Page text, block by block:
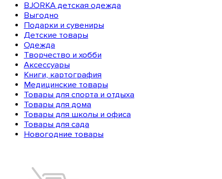
BJORKA детская одежда
Выгодно
Подарки и сувениры
Детские товары
Одежда
Творчество и хобби
Аксессуары
Книги, картография
Медицинские товары
Товары для спорта и отдыха
Товары для дома
Товары для школы и офиса
Товары для сада
Новогодние товары